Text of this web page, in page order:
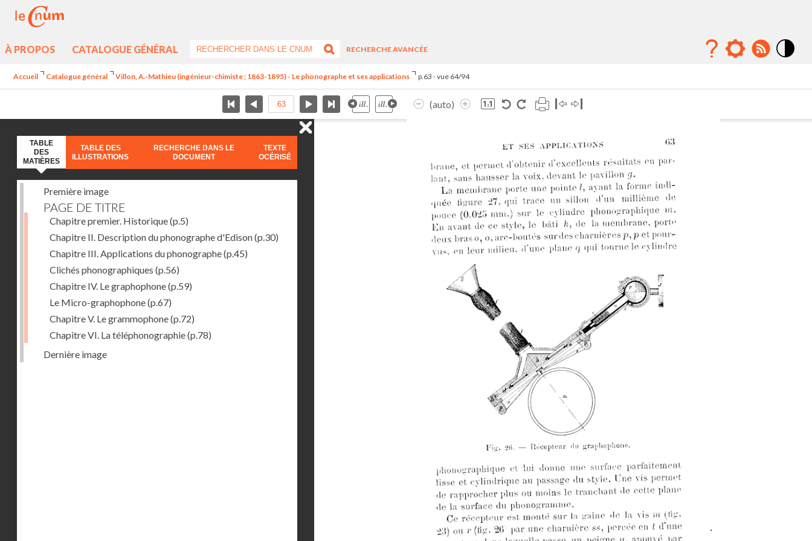
À PROPOS CATALOGUE GÉNÉRAL
RECHERCHE AVANCÉE
Accueil Catalogue général Villon, A.-Mathieu (ingénieur-chimiste ; 1863-1895) - Le phonographe et ses applications p.63 - vue 64/94
(auto)
TABLE
DES
MATIÈRES
TABLE DES
ILLUSTRATIONS
RECHERCHE DANS LE
DOCUMENT
TEXTE
OCÉRISÉ
Première image
PAGE DE TITRE
Chapitre premier. Historique(p.5)
Chapitre II. Description du phonographe d'Edison(p.30)
Chapitre III. Applications du phonographe(p.45)
Clichés phonographiques (p.56)
Chapitre IV. Le graphophone(p.59)
Le Micro-graphophone(p.67)
Chapitre V. Le grammophone(p.72)
Chapitre VI. La téléphonographie(p.78)
Dernière image